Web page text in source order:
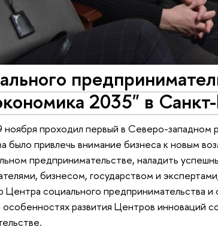
2035" в
проходил первый в Северо-западном
привлечь внимание бизнеса к новым
предпринимательстве, наладить
бизнесом, государством и
Центра социального предпринимательства
особенностях развития Центров инноваций